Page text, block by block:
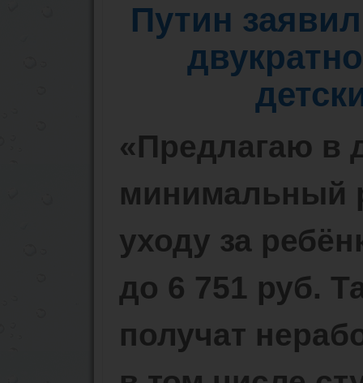
Путин
«Предлагаю в
минимальный
уходу за
до 6 751 руб.
получат